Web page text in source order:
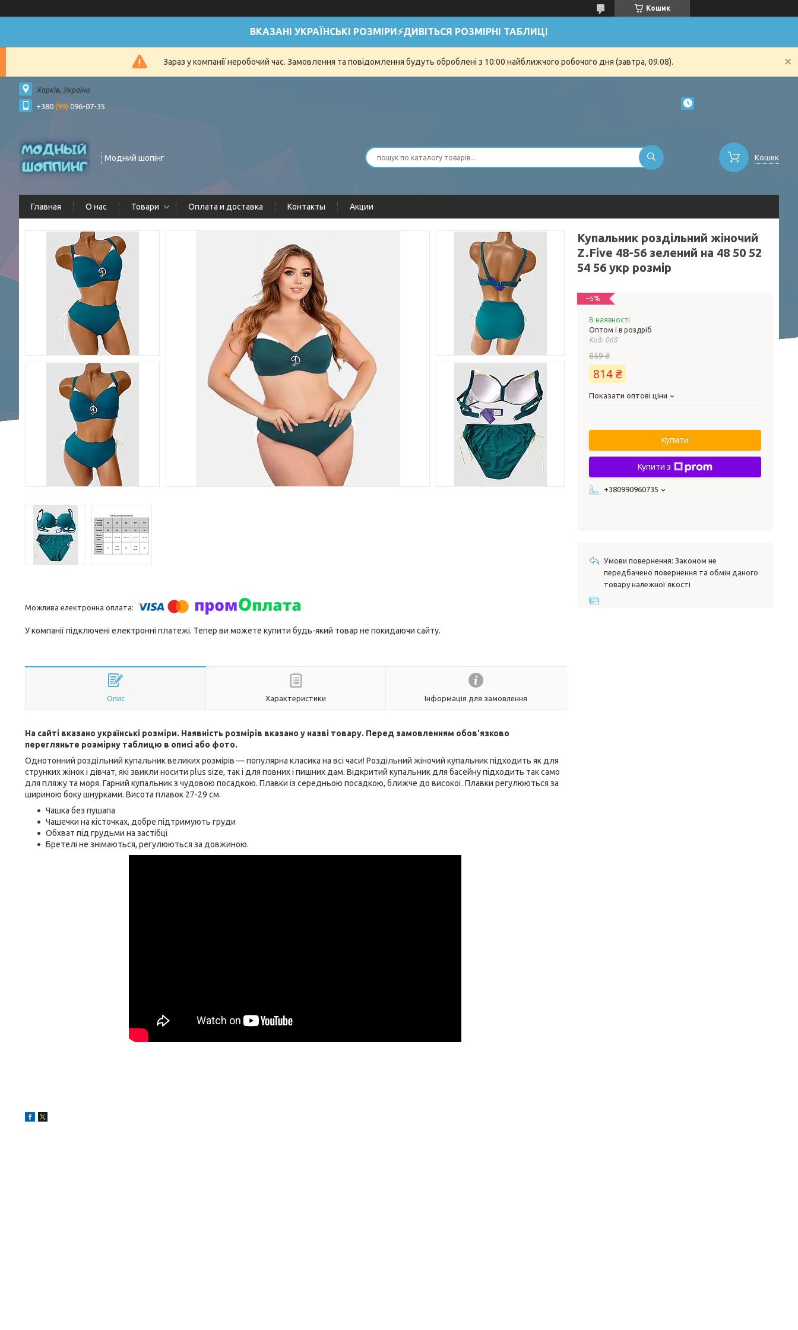
Кошик
ВКАЗАНІ УКРАЇНСЬКІ РОЗМІРИ⚡ДИВІТЬСЯ РОЗМІРНІ ТАБЛИЦІ
Зараз у компанії неробочий час. Замовлення та повідомлення будуть оброблені з 10:00 найближчого робочого дня (завтра, 09.08).
Харків, Україна
+380 (99) 096-07-35
Модний шопінг Кошик
Главная О нас Товари Оплата и доставка Контакты Акции
У компанії підключені електронні платежі. Тепер ви можете купити будь-який товар не покидаючи сайту.
Опис Характеристики Інформація для замовлення
На сайті вказано українські розміри. Наявність розмірів вказано у назві товару. Перед замовленням обов'язково
перегляньте розмірну таблицю в описі або фото.
Однотонний роздільний купальник великих розмірів — популярна класика на всі часи! Роздільний жіночий купальник підходить як для
струнких жінок і дівчат, які звикли носити plus size, так і для повних і пишних дам. Відкритий купальник для басейну підходить так само
для пляжу та моря. Гарний купальник з чудовою посадкою. Плавки із середньою посадкою, ближче до високої. Плавки регулюються за
шириною боку шнурками. Висота плавок 27-29 см.
Чашка без пушапа
Чашечки на кісточках, добре підтримують груди
Обхват під грудьми на застібці
Бретелі не знімаються, регулюються за довжиною.
Купальник роздільний жіночий
Z.Five 48-56 зелений на 48 50 52
54 56 укр розмір
–5%
В наявності
Оптом і в роздріб
Код: 068
859 ₴
814 ₴
Показати оптові ціни
Купити
Купити з
+380990960735
Законом не
передбачено повернення та обмін даного
товару належної якості